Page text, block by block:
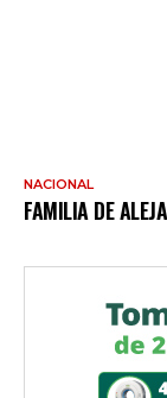
NACIONAL
FAMILIA DE